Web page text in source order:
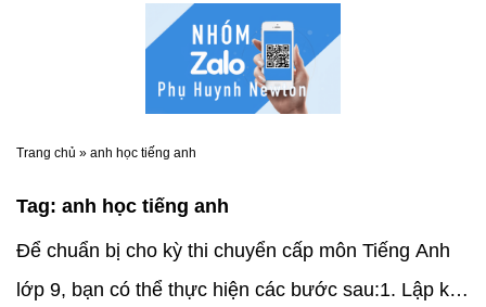
Trang chủ » anh học tiếng anh
Tag: anh học tiếng anh
Để chuẩn bị cho kỳ thi chuyển cấp môn Tiếng Anh
lớp 9, bạn có thể thực hiện các bước sau:1. Lập kế